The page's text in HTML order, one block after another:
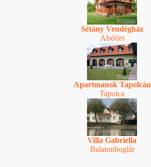
Sétány Vendégház
Alsóörs
Apartmanok Tapolcán
Tapolca
Villa Gabriella
Balatonboglár